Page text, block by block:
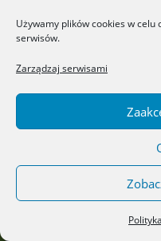
Używamy plików cookies w
serwisów.
Zarządzaj serwisami
styczeń 2017
grudzień 2016
lipiec 2016